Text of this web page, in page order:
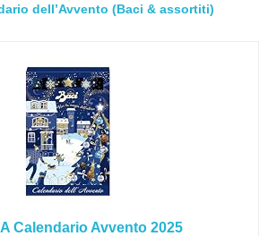
dell’Avvento (Baci & assortiti)
Calendario Avvento 2025